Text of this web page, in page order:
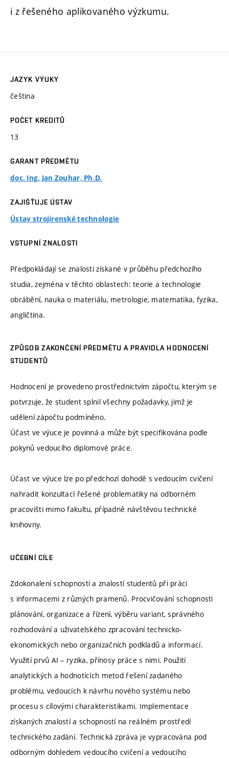
i z řešeného aplikovaného výzkumu.
JAZYK VÝUKY
čeština
POČET KREDITŮ
13
GARANT PŘEDMĚTU
doc. Ing. Jan Zouhar, Ph.D.
ZAJIŠŤUJE ÚSTAV
Ústav strojírenské technologie
VSTUPNÍ ZNALOSTI
Předpokládají se znalosti získané v průběhu předchozího
studia, zejména v těchto oblastech: teorie a technologie
obrábění, nauka o materiálu, metrologie, matematika, fyzika,
angličtina.
ZPŮSOB ZAKONČENÍ PŘEDMĚTU A PRAVIDLA HODNOCENÍ
STUDENTŮ
Hodnocení je provedeno prostřednictvím zápočtu, kterým se
potvrzuje, že student splnil všechny požadavky, jimž je
udělení zápočtu podmíněno.
Účast ve výuce je povinná a může být specifikována podle
pokynů vedoucího diplomové práce.
Účast ve výuce lze po předchozí dohodě s vedoucím cvičení
nahradit konzultací řešené problematiky na odborném
pracovišti mimo fakultu, případně návštěvou technické
knihovny.
UČEBNÍ CÍLE
Zdokonalení schopností a znalostí studentů při práci
s informacemi z různých pramenů. Procvičování schopnosti
plánování, organizace a řízení, výběru variant, správného
rozhodování a uživatelského zpracování technicko-
ekonomických nebo organizačních podkladů a informací.
Využití prvů AI – ryzika, přínosy práce s nimi. Použití
analytických a hodnotících metod řešení zadaného
problému, vedoucích k návrhu nového systému nebo
procesu s cílovými charakteristikami. Implementace
získaných znalostí a schopností na reálném prostředí
technického zadání. Technická zpráva je vypracována pod
odborným dohledem vedoucího cvičení a vedoucího